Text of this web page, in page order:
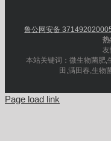
鲁公网安备
友
本站关键词：微生物菌肥,
田,满田春,生物
Page load link